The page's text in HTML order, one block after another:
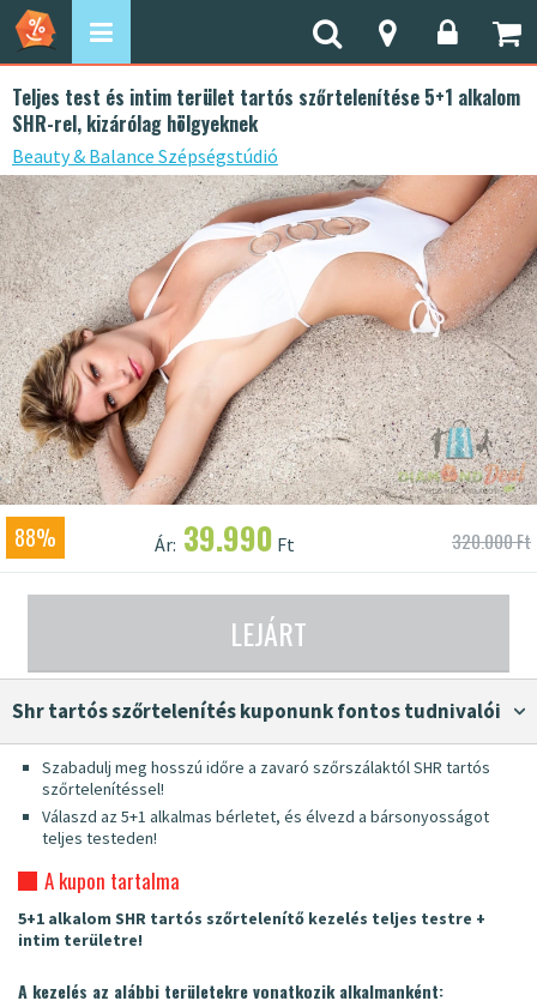
Teljes test és intim terület tartós szőrtelenítése 5+1 alkalom
SHR-rel, kizárólag hölgyeknek
Beauty & Balance Szépségstúdió
88% Ár: 39.990 Ft 320.000 Ft
LEJÁRT
shr tartós szőrtelenítés kuponunk fontos tudnivalói
Szabadulj meg hosszú időre a zavaró szőrszálaktól SHR tartós
szőrtelenítéssel!
Válaszd az 5+1 alkalmas bérletet, és élvezd a bársonyosságot
teljes testeden!
A kupon tartalma
5+1 alkalom SHR tartós szőrtelenítő kezelés teljes testre +
intim területre!
A kezelés az alábbi területekre vonatkozik alkalmanként: